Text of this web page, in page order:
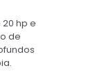
hp e
de